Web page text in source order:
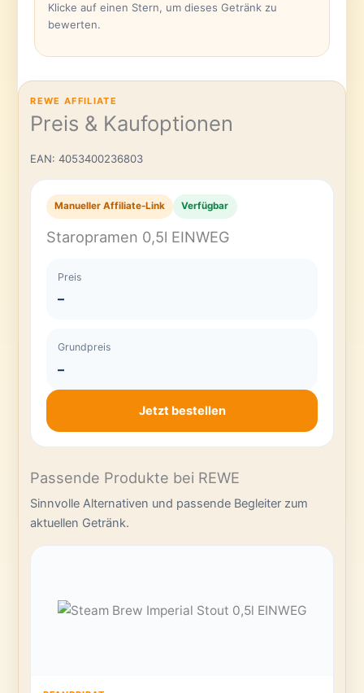
Klicke auf einen Stern, um dieses Getränk zu
bewerten.
REWE AFFILIATE
Preis & Kaufoptionen
EAN: 4053400236803
Manueller Affiliate-Link Verfügbar
Staropramen 0,5l EINWEG
Preis
–
Grundpreis
–
Jetzt bestellen
Passende Produkte bei REWE
Sinnvolle Alternativen und passende Begleiter zum
aktuellen Getränk.